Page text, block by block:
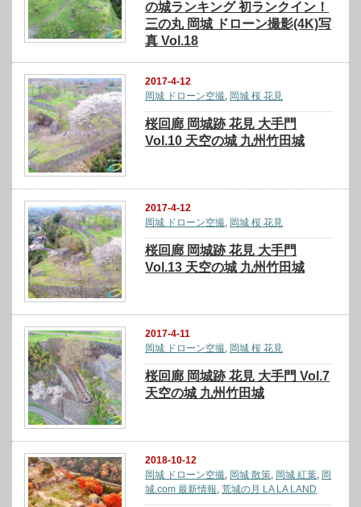
の城ランキング 初ランクイン！
三の丸 岡城 ドローン撮影(4K)写
真 Vol.18
2017-4-12
岡城 ドローン空撮, 岡城 桜 花見
桜回廊 岡城跡 花見 大手門
Vol.10 天空の城 九州竹田城
2017-4-12
岡城 ドローン空撮, 岡城 桜 花見
桜回廊 岡城跡 花見 大手門
Vol.13 天空の城 九州竹田城
2017-4-11
岡城 ドローン空撮, 岡城 桜 花見
桜回廊 岡城跡 花見 大手門 Vol.7
天空の城 九州竹田城
2018-10-12
岡城 ドローン空撮 岡城 散策 岡城 紅葉 岡
城.com 最新情報 ,荒城の月 LA LA LAND